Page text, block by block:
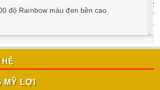
độ Rainbow màu đen bền cao
HỆ
MỸ LỢI